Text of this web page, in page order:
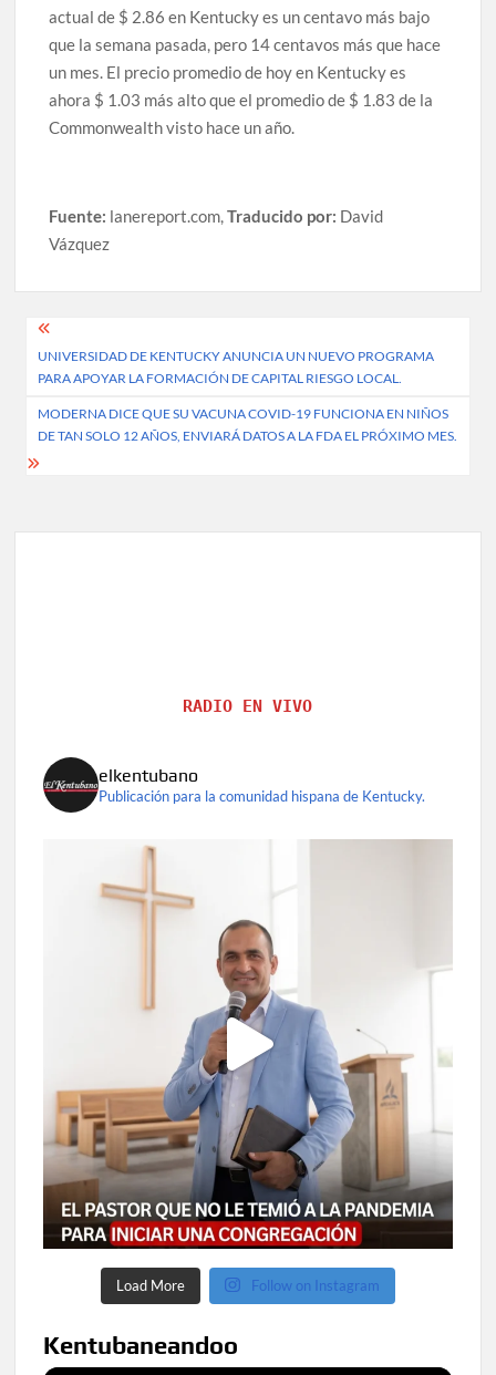
actual de $ 2.86 en Kentucky es un centavo más bajo
que la semana pasada, pero 14 centavos más que hace
un mes. El precio promedio de hoy en Kentucky es
ahora $ 1.03 más alto que el promedio de $ 1.83 de la
Commonwealth visto hace un año.
Fuente: lanereport.com,Traducido por: David
Vázquez
Post
navigation
UNIVERSIDAD DE KENTUCKY ANUNCIA UN NUEVO PROGRAMA
PARA APOYAR LA FORMACIÓN DE CAPITAL RIESGO LOCAL.
MODERNA DICE QUE SU VACUNA COVID-19 FUNCIONA EN NIÑOS
DE TAN SOLO 12 AÑOS, ENVIARÁ DATOS A LA FDA EL PRÓXIMO MES.
RADIO EN VIVO
elkentubano
Publicación para la comunidad hispana de Kentucky.
Load More Follow on Instagram
Kentubaneandoo